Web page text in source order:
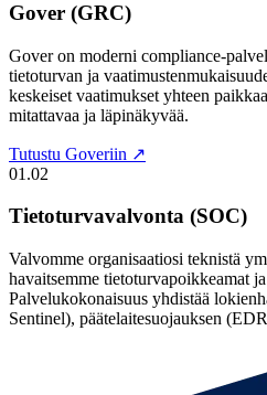
Gover (GRC)
Gover on moderni compliance-
tietoturvan ja
keskeiset vaatimukset yhteen
mitattavaa ja läpinäkyvää.
Tutustu Goveriin ↗
01.02
Tietoturvavalvonta (SOC)
Valvomme organisaatiosi teknistä
havaitsemme tietoturvapoikkeamat
Palvelukokonaisuus yhdistää
Sentinel), päätelaitesuojauksen